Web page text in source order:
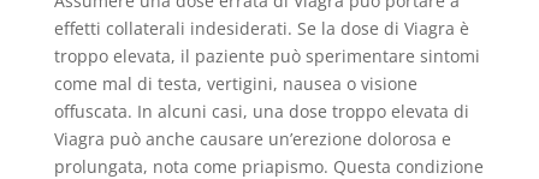
effetti collaterali indesiderati. Se la dose di Viagra è
troppo elevata, il paziente può sperimentare sintomi
come mal di testa, vertigini, nausea o visione
offuscata. In alcuni casi, una dose troppo elevata di
Viagra può anche causare un’erezione dolorosa e
prolungata, nota come priapismo. Questa condizione